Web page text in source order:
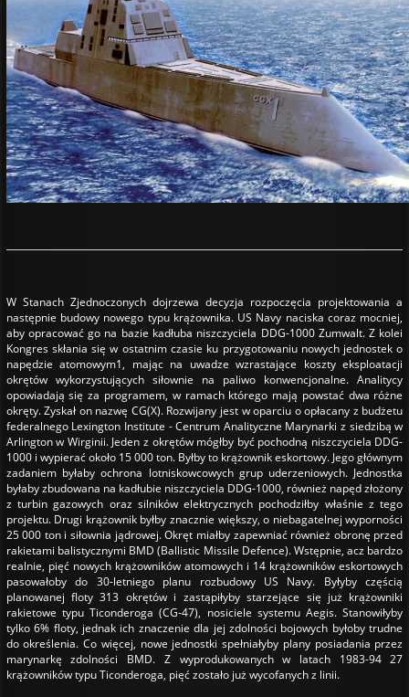
W Stanach Zjednoczonych dojrzewa decyzja rozpoczęcia projektowania a
następnie budowy nowego typu krążownika. US Navy naciska coraz mocniej,
aby opracować go na bazie kadłuba niszczyciela DDG-1000 Zumwalt. Z kolei
Kongres skłania się w ostatnim czasie ku przygotowaniu nowych jednostek o
napędzie atomowym1, mając na uwadze wzrastające koszty eksploatacji
okrętów wykorzystujących siłownie na paliwo konwencjonalne. Analitycy
opowiadają się za programem, w ramach którego mają powstać dwa różne
okręty. Zyskał on nazwę CG(X). Rozwijany jest w oparciu o opłacany z budżetu
federalnego Lexington Institute - Centrum Analityczne Marynarki z siedzibą w
Arlington w Wirginii. Jeden z okrętów mógłby być pochodną niszczyciela DDG-
1000 i wypierać około 15 000 ton. Byłby to krążownik eskortowy. Jego głównym
zadaniem byłaby ochrona lotniskowcowych grup uderzeniowych. Jednostka
byłaby zbudowana na kadłubie niszczyciela DDG-1000, również napęd złożony
z turbin gazowych oraz silników elektrycznych pochodziłby właśnie z tego
projektu. Drugi krążownik byłby znacznie większy, o niebagatelnej wyporności
25 000 ton i siłownia jądrowej. Okręt miałby zapewniać również obronę przed
rakietami balistycznymi BMD (Ballistic Missile Defence). Wstępnie, acz bardzo
realnie, pięć nowych krążowników atomowych i 14 krążowników eskortowych
pasowałoby do 30-letniego planu rozbudowy US Navy. Byłyby częścią
planowanej floty 313 okrętów i zastąpiłyby starzejące się już krążowniki
rakietowe typu Ticonderoga (CG-47), nosiciele systemu Aegis. Stanowiłyby
tylko 6% floty, jednak ich znaczenie dla jej zdolności bojowych byłoby trudne
do określenia. Co więcej, nowe jednostki spełniałyby plany posiadania przez
marynarkę zdolności BMD. Z wyprodukowanych w latach 1983-94 27
krążowników typu Ticonderoga, pięć zostało już wycofanych z linii.